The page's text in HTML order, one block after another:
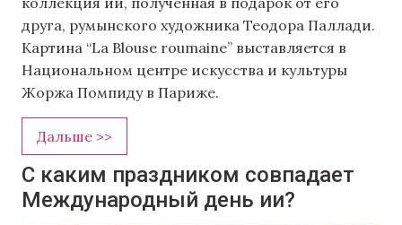
друга, румынского художника Теодора Паллади.
Картина “La Blouse roumaine” выставляется в
Национальном центре искусства и культуры
Жоржа Помпиду в Париже.
Дальше >>
С каким праздником совпадает
Международный день ии?